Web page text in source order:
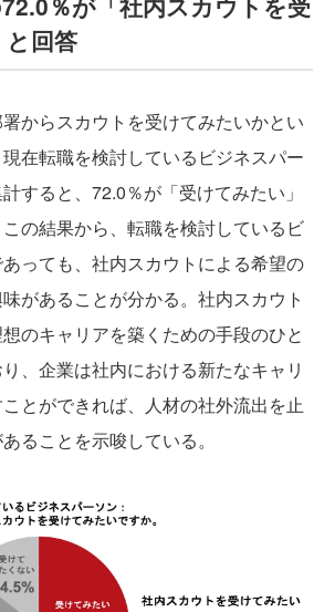
回答
からスカウトを受けてみたいかとい
在転職を検討しているビジネスパー
すると、72.0％が「受けてみたい」
の結果から、転職を検討しているビ
っても、社内スカウトによる希望の
があることが分かる。社内スカウト
のキャリアを築くための手段のひと
、企業は社内における新たなキャリ
とができれば、人材の社外流出を止
ることを示唆している。